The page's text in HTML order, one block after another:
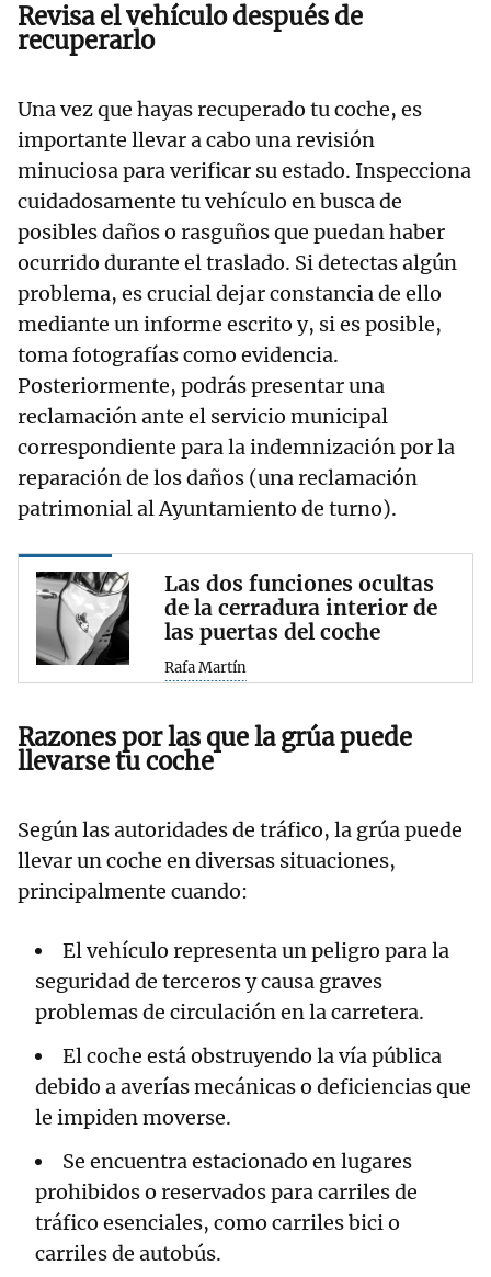
Revisa el vehículo después de
recuperarlo
Una vez que hayas recuperado tu coche, es
importante llevar a cabo una revisión
minuciosa para verificar su estado. Inspecciona
cuidadosamente tu vehículo en busca de
posibles daños o rasguños que puedan haber
ocurrido durante el traslado. Si detectas algún
problema, es crucial dejar constancia de ello
mediante un informe escrito y, si es posible,
toma fotografías como evidencia.
Posteriormente, podrás presentar una
reclamación ante el servicio municipal
correspondiente para la indemnización por la
reparación de los daños (una reclamación
patrimonial al Ayuntamiento de turno).
Las dos funciones ocultas
de la cerradura interior de
las puertas del coche
Rafa Martín
Razones por las que la grúa puede
llevarse tu coche
Según las autoridades de tráfico, la grúa puede
llevar un coche en diversas situaciones,
principalmente cuando:
El vehículo representa un peligro para la
seguridad de terceros y causa graves
problemas de circulación en la carretera.
El coche está obstruyendo la vía pública
debido a averías mecánicas o deficiencias que
le impiden moverse.
Se encuentra estacionado en lugares
prohibidos o reservados para carriles de
tráfico esenciales, como carriles bici o
carriles de autobús.